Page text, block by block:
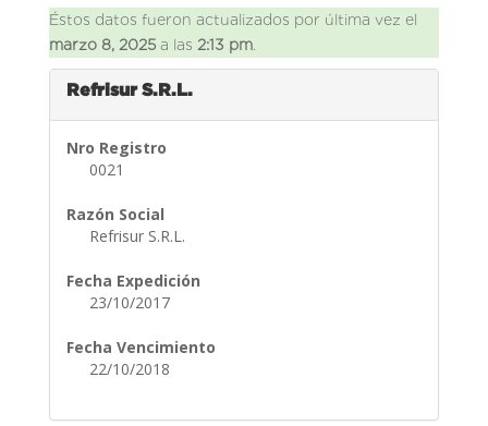
Éstos datos fueron actualizados por última vez el
marzo 8, 2025a las 2:13 pm.
Refrisur S.R.L.
Nro Registro
0021
Razón Social
Refrisur S.R.L.
Fecha Expedición
23/10/2017
Fecha Vencimiento
22/10/2018